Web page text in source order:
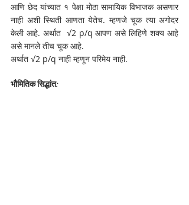
आणि छेद यांच्यात १ पेक्षा मोठा सामायिक विभाजक असणार
नाही अशी स्थिती आणता येतेच. म्हणजे चूक त्या अगोदर
केली आहे. अर्थात  √2 p/q आपण असे लिहिणे शक्य आहे
असे मानले तीच चूक आहे.
अर्थात √2 p/q नाही म्हणून परिमेय नाही.
भौमितिक सिद्धांत: